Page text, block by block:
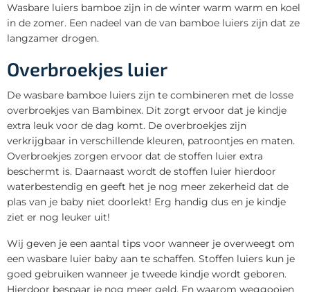
Wasbare luiers bamboe zijn in de winter warm warm en koel
in de zomer. Een nadeel van de van bamboe luiers zijn dat ze
langzamer drogen.
Overbroekjes luier
De wasbare bamboe luiers zijn te combineren met de losse
overbroekjes van Bambinex. Dit zorgt ervoor dat je kindje
extra leuk voor de dag komt. De overbroekjes zijn
verkrijgbaar in verschillende kleuren, patroontjes en maten.
Overbroekjes zorgen ervoor dat de stoffen luier extra
beschermt is. Daarnaast wordt de stoffen luier hierdoor
waterbestendig en geeft het je nog meer zekerheid dat de
plas van je baby niet doorlekt! Erg handig dus en je kindje
ziet er nog leuker uit!
Wij geven je een aantal tips voor wanneer je overweegt om
een wasbare luier baby aan te schaffen. Stoffen luiers kun je
goed gebruiken wanneer je tweede kindje wordt geboren.
Hierdoor bespaar je nog meer geld. En waarom weggooien